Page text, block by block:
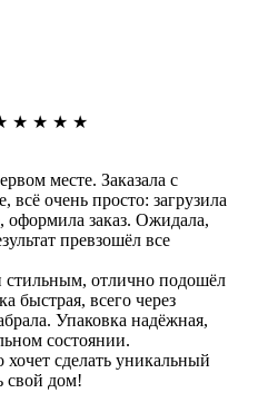
★ ★ ★ ★
месте. Заказала с
всё очень просто: загрузила
оформила заказ. Ожидала,
превзошёл все
отлично подошёл
быстрая, всего через
Упаковка надёжная,
состоянии.
сделать уникальный
свой дом!